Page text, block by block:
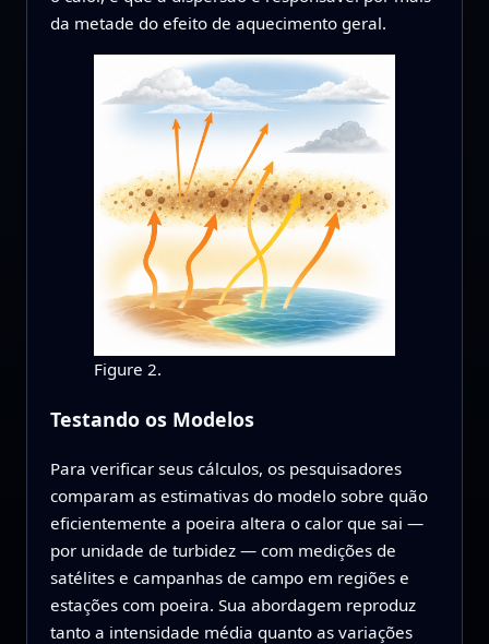
da metade do efeito de aquecimento geral.
Figure 2.
Testando os Modelos
Para verificar seus cálculos, os pesquisadores
comparam as estimativas do modelo sobre quão
eficientemente a poeira altera o calor que sai —
por unidade de turbidez — com medições de
satélites e campanhas de campo em regiões e
estações com poeira. Sua abordagem reproduz
tanto a intensidade média quanto as variações